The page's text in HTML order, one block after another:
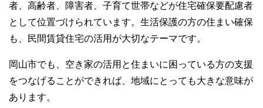
者、高齢者、障害者、子育て世帯などが住宅確保要配慮者
として位置づけられています。生活保護の方の住まい確保
も、民間賃貸住宅の活用が大切なテーマです。
岡山市でも、空き家の活用と住まいに困っている方の支援
をつなげることができれば、地域にとっても大きな意味が
あります。